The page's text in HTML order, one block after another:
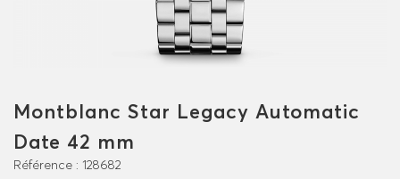
Montblanc Star Legacy Automatic
Date 42 mm
Référence : 128682